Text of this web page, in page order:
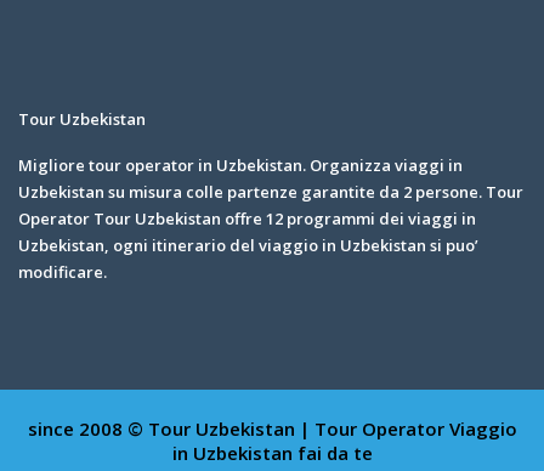
Tour Uzbekistan
Migliore tour operator in Uzbekistan. Organizza viaggi in
Uzbekistan su misura colle partenze garantite da 2 persone. Tour
Operator Tour Uzbekistan offre 12 programmi dei viaggi in
Uzbekistan, ogni itinerario del viaggio in Uzbekistan si puo’
modificare.
since 2008 © Tour Uzbekistan | Tour Operator Viaggio
in Uzbekistan fai da te